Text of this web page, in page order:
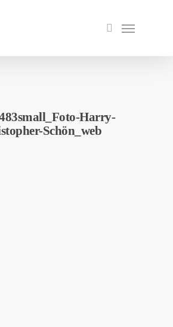
search
Menu
Harry-
Schön_web